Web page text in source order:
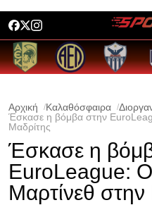
Αρχική Καλαθόσφαιρα
Έσκασε η βόμβα στην
Μαδρίτης
Έσκασε η
EuroLeague:
Μαρτίνεθ